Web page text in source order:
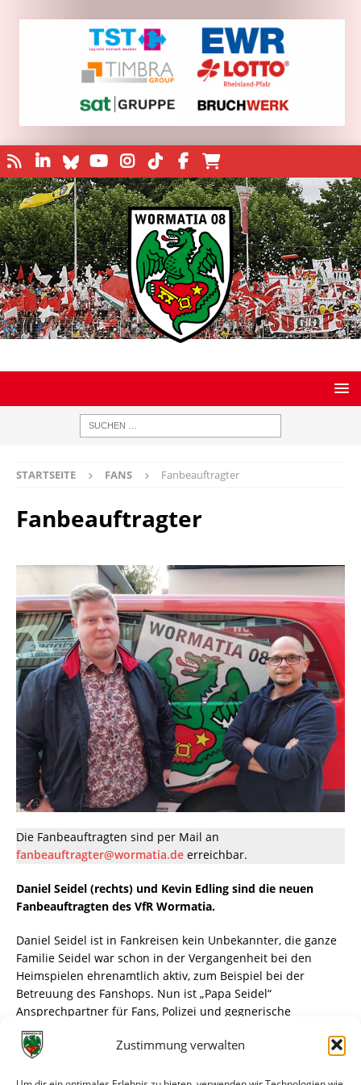
Zustimmung verwalten
STARTSEITE FANS Fanbeauftragter
Fanbeauftragter
Die Fanbeauftragten sind per Mail an
fanbeauftragter@wormatia.de erreichbar.
Daniel Seidel (rechts) und Kevin Edling sind die neuen
Fanbeauftragten des VfR Wormatia.
Daniel Seidel ist in Fankreisen kein Unbekannter, die ganze
Familie Seidel war schon in der Vergangenheit bei den
Heimspielen ehrenamtlich aktiv, zum Beispiel bei der
Betreuung des Fanshops. Nun ist „Papa Seidel“
Ansprechpartner für Fans, Polizei und gegnerische
Fanbeauftragte gemeinsam mit Kevin Edling. Auch Kevin,
seit vielen Jahren Wormatia-Fan, ist kein unbekanntes